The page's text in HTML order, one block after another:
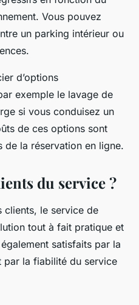
Vous pouvez
un parking intérieur ou
d’options
exemple le lavage de
si vous conduisez un
de ces options sont
de la réservation en ligne.
du service ?
clients, le service de
tout à fait pratique et
satisfaits par la
la fiabilité du service